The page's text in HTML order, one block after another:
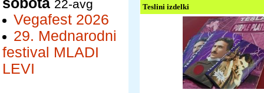
sobota 22-avg
Vegafest 2026
29. Mednarodni
festival MLADI
LEVI
Teslini izdelki